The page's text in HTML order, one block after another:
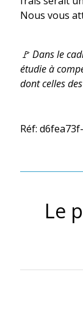
Nous vous
🚩 Dans le
étudie à
dont celles
Réf:
Le